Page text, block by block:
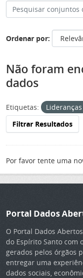
Ordenar por
Não foram
dados
Etiquetas:
Lideranças
Filtrar Resultados
Por favor tente uma
Portal Dados
O Portal Dados
do Espírito Santo com
gerados pelos órgãos
entregar uma
dados sociais,